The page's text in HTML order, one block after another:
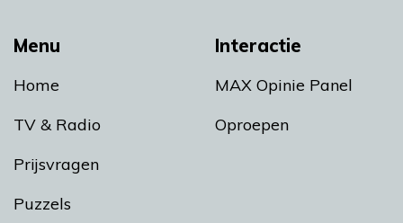
Menu
Home
TV & Radio
Prijsvragen
Puzzels
Interactie
MAX Opinie Panel
Oproepen